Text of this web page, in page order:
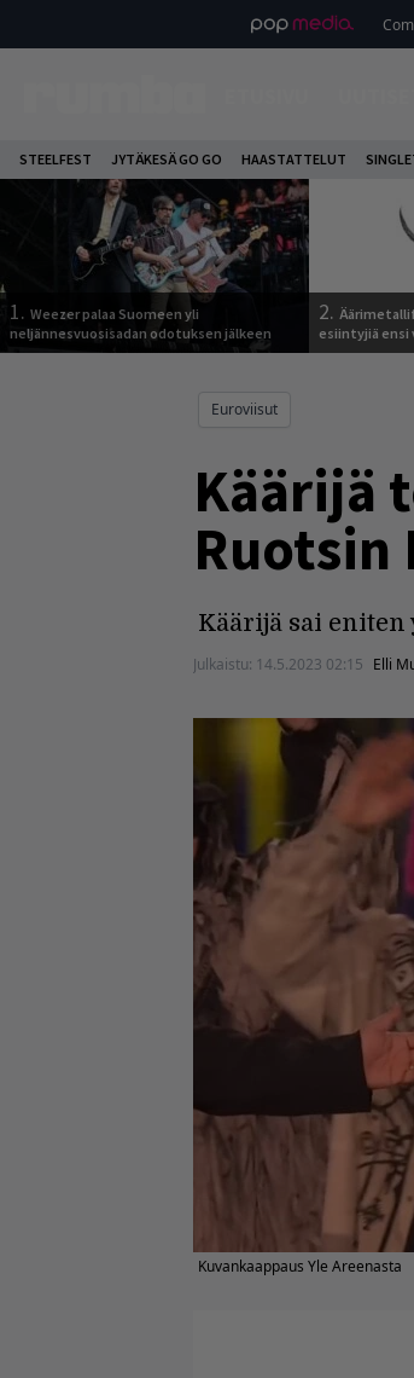
STEELFEST JYTÄKESÄ GO GO HAASTATTELUT
1. Weezer palaa Suomeen yli
neljännesvuosisadan odotuksen jälkeen
2.
esiintyjiä ensi
Euroviisut
Käärijä
Ruotsin
Käärijä sai eniten
Julkaistu: 14.5.2023 02:15 Elli
Kuvankaappaus Yle Areenasta